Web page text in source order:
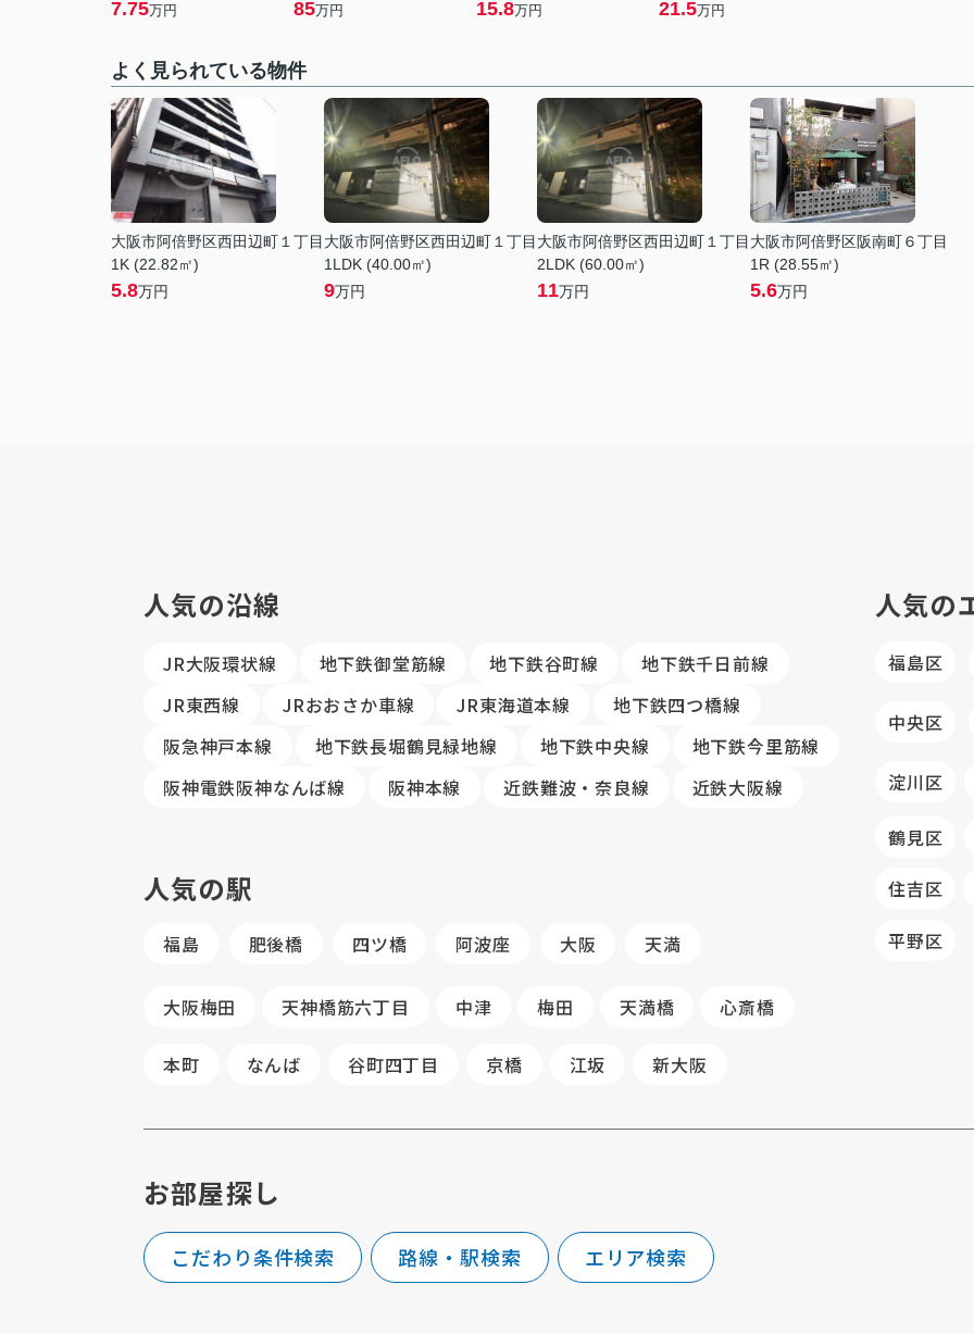
7.75万円 85万円 15.8万円 21.5万円
よく見られている物件
大阪市阿倍野区西田辺町１丁目
1K (22.82㎡)
5.8万円
大阪市阿倍野区西田辺町１丁目
1LDK (40.00㎡)
9万円
大阪市阿倍野区西田辺町１丁目
2LDK (60.00㎡)
11万円
大阪市阿倍野区阪南町６丁目
1R (28.55㎡)
5.6万円
人気の沿線
JR大阪環状線 地下鉄御堂筋線 地下鉄谷町線
地下鉄千日前線
JR東西線
JRおおさか車線 JR東海道本線
地下鉄四つ橋線
阪急神戸本線
地下鉄長堀鶴見緑地線 地下鉄中央線
地下鉄今里筋線
阪神電鉄阪神なんば線
阪神本線 近鉄難波・奈良線 近鉄大阪線
人気の駅
福島 肥後橋 四ツ橋 阿波座 大阪 天満
大阪梅田 天神橋筋六丁目 中津 梅田 天満橋 心斎橋
本町 なんば 谷町四丁目 京橋 江坂 新大阪
人気の
福島区
中央区
淀川区
鶴見区
住吉区
平野区
お部屋探し
こだわり条件検索 路線・駅検索 エリア検索